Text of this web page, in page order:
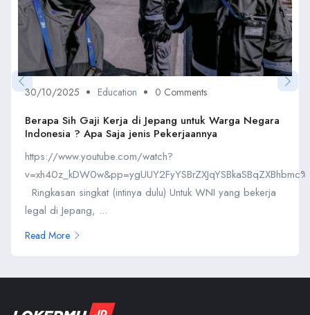
30/10/2025 Education 0 Comments
Berapa Sih Gaji Kerja di Jepang untuk Warga Negara
Indonesia ? Apa Saja jenis Pekerjaannya
https://www.youtube.com/watch?
Ringkasan singkat (intinya dulu) Untuk WNI yang bekerja
legal di Jepang, ...
Read More